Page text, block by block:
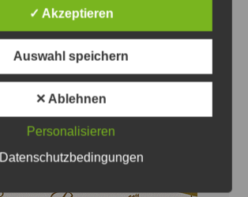
✓ Akzeptieren
Auswahl speichern
✕ Ablehnen
Personalisieren
Datenschutzbedingungen